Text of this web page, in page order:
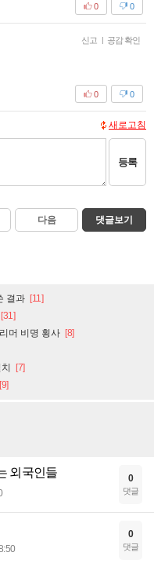
0
0
신고 공감 확인
0
0
새로고침
등록
다음 댓글보기
결과 [11]
[31]
머 비명 횡사 [8]
[7]
[9]
외국인들 0
댓글
0
댓글